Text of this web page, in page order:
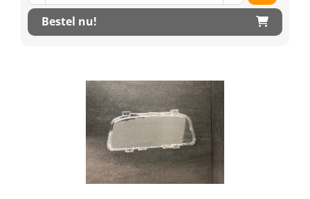
Bestel nu!